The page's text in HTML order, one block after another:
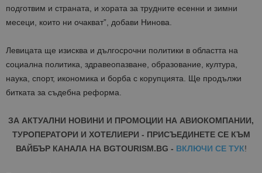
подготвим и страната, и хората за трудните есенни и зимни
месеци, които ни очакват”, добави Нинова.
Левицата ще изисква и дългосрочни политики в областта на
социална политика, здравеопазване, образование, култура,
наука, спорт, икономика и борба с корупцията. Ще продължи
битката за съдебна реформа.
ЗА АКТУАЛНИ НОВИНИ И ПРОМОЦИИ НА АВИОКОМПАНИИ,
ТУРОПЕРАТОРИ И ХОТЕЛИЕРИ - ПРИСЪЕДИНЕТЕ СЕ КЪМ
ВАЙБЪР КАНАЛА НА BGTOURISM.BG - ВКЛЮЧИ СЕ ТУК!